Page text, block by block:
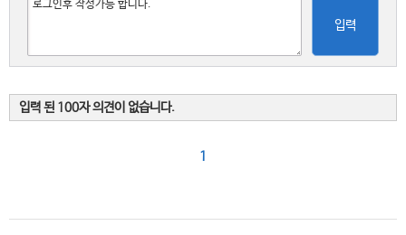
입력
입력 된 100자 의견이 없습니다.
1